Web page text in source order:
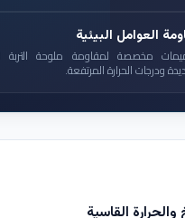
العوامل البيئية
مخصصة لمقاومة ملوحة التربة
ودرجات الحرارة المرتفعة.
القاسية